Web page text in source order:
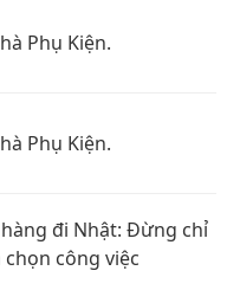
Phụ Kiện.
Phụ Kiện.
đi Nhật: Đừng chỉ
công việc